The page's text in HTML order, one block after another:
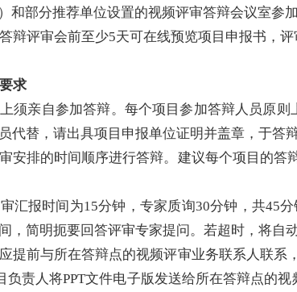
和部分推荐单位设置的视频评审答辩会议室参
辩评审会前至少5天可在线预览项目申报书，
求
须亲自参加答辩。每个项目参加答辩人员原
代替，请出具项目申报单位证明并盖章，于答
安排的时间顺序进行答辩。建议每个项目的
汇报时间为15分钟，专家质询30分钟，共45
，简明扼要回答评审专家提问。若超时，将自
提前与所在答辩点的视频评审业务联系人联
负责人将PPT文件电子版发送给所在答辩点的